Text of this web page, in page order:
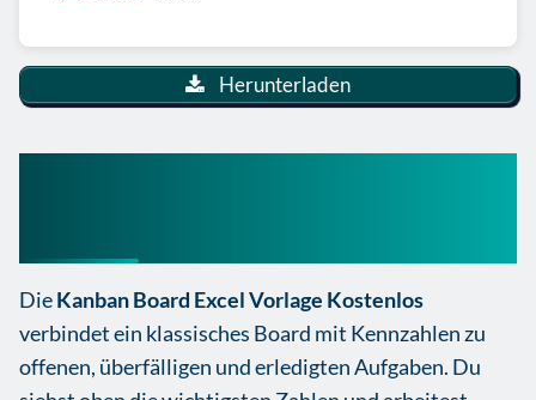
Herunterladen
DieKanban Board Excel Vorlage Kostenlos
verbindet ein klassisches Board mit Kennzahlen zu
offenen, überfälligen und erledigten Aufgaben. Du